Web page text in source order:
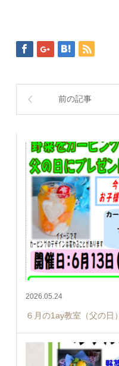
前の記事
2026.05.24
６月の1ay教室（父の日）